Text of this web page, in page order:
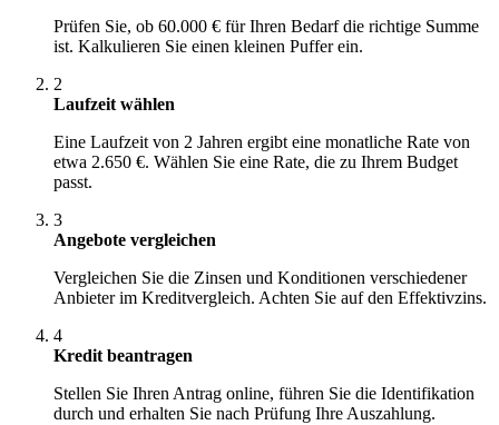
Prüfen Sie, ob 60.000 € für Ihren Bedarf die richtige Summe
ist. Kalkulieren Sie einen kleinen Puffer ein.
2
Laufzeit wählen
Eine Laufzeit von 2 Jahren ergibt eine monatliche Rate von
etwa 2.650 €. Wählen Sie eine Rate, die zu Ihrem Budget
passt.
3
Angebote vergleichen
Vergleichen Sie die Zinsen und Konditionen verschiedener
Anbieter im Kreditvergleich. Achten Sie auf den Effektivzins.
4
Kredit beantragen
Stellen Sie Ihren Antrag online, führen Sie die Identifikation
durch und erhalten Sie nach Prüfung Ihre Auszahlung.